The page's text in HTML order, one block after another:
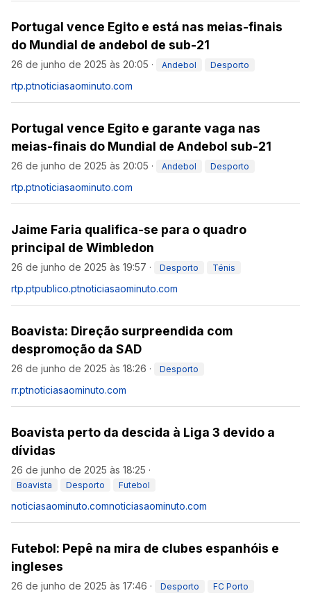
Portugal vence Egito e está nas meias-finais
do Mundial de andebol de sub-21
26 de junho de 2025 às 20:05 · Andebol Desporto
rtp.ptnoticiasaominuto.com
Portugal vence Egito e garante vaga nas
meias-finais do Mundial de Andebol sub-21
26 de junho de 2025 às 20:05 · Andebol Desporto
rtp.ptnoticiasaominuto.com
Jaime Faria qualifica-se para o quadro
principal de Wimbledon
26 de junho de 2025 às 19:57 · Desporto Ténis
rtp.ptpublico.ptnoticiasaominuto.com
Boavista: Direção surpreendida com
despromoção da SAD
26 de junho de 2025 às 18:26 · Desporto
rr.ptnoticiasaominuto.com
Boavista perto da descida à Liga 3 devido a
dívidas
26 de junho de 2025 às 18:25 ·
Boavista Desporto Futebol
noticiasaominuto.comnoticiasaominuto.com
Futebol: Pepê na mira de clubes espanhóis e
ingleses
26 de junho de 2025 às 17:46 · Desporto FC Porto